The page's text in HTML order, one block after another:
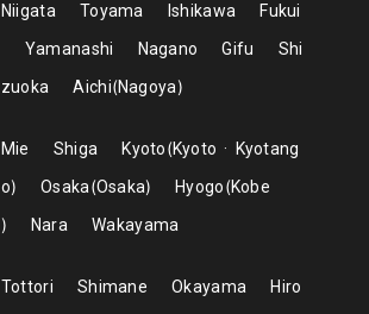
Niigata Toyama Ishikawa
Fukui
Yamanashi
Nagano Gifu
Shi
zuoka
Aichi Nagoya
Mie Shiga Kyoto Kyoto
Kyotang
o
Osaka Osaka Hyogo Kobe
Nara
Wakayama
Tottori Shimane Okayama
Hiro